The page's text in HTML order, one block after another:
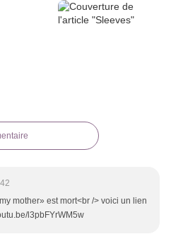
mother» est mort<br /> voici un lien
l3pbFYrWM5w